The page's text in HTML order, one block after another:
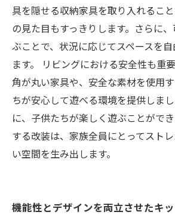
具を隠せる収納家具を取り入れるこ
の見た目もすっきりします。さらに
ぶことで、状況に応じてスペースを
ます。 リビングにおける安全性も重
角が丸い家具や、安全な素材を使用
ちが安心して遊べる環境を提供しま
に、子供たちが楽しく遊ぶことがで
する改装は、家族全員にとってスト
い空間を生み出します。
機能性とデザインを両立させたキ